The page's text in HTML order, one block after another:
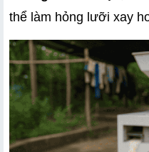
thể làm hỏng lưỡi xay